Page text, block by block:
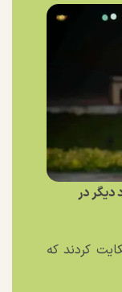
در
کردند که